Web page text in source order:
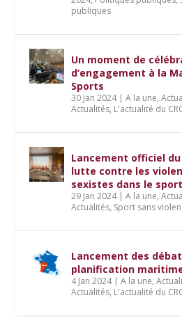
publiques
Un moment de
d’engagement à la
Sports
30 Jan 2024|A la une,
Actualités, L'actualité du
Lancement officiel du
lutte contre les
sexistes dans le sport
29 Jan 2024|A la une,
Actualités, Sport sans
Lancement des
planification
4 Jan 2024|A la une,
Actualités, L'actualité du